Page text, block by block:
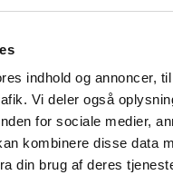
indhold og annoncer,
Vi deler også
for sociale medier,
kombinere disse data
din brug af deres